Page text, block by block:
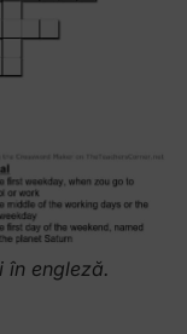
în engleză.